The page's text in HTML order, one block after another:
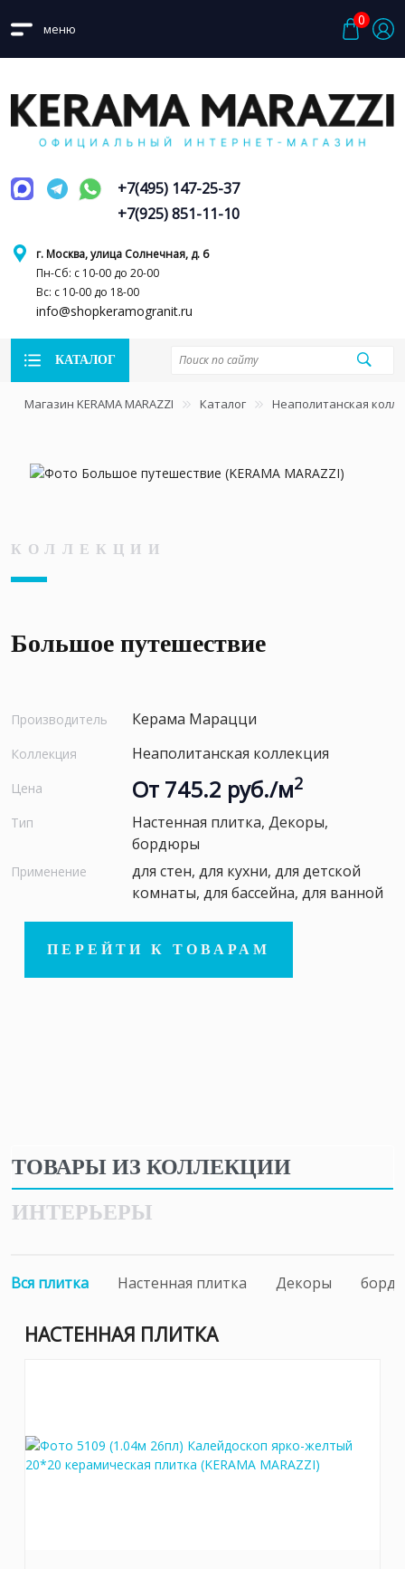
меню
0
г. Москва, улица Солнечная, д. 6
Пн-Сб: с 10-00 до 20-00
Вс: с 10-00 до 18-00
info@shopkeramogranit.ru
+7(495) 147-25-37
+7(925) 851-11-10
КАТАЛОГ
Магазин KERAMA MARAZZI Каталог Неаполитанская
КОЛЛЕКЦИИ
Большое путешествие
Производитель Керама Марацци
Коллекция Неаполитанская коллекция
Цена От 745.2 руб./м2
Тип
Настенная плитка, Декоры,
бордюры
Применение
для стен, для кухни, для детской
комнаты, для бассейна, для ванной
ПЕРЕЙТИ К ТОВАРАМ
ТОВАРЫ ИЗ КОЛЛЕКЦИИ
ИНТЕРЬЕРЫ
Вся плитка Настенная плитка Декоры
НАСТЕННАЯ ПЛИТКА